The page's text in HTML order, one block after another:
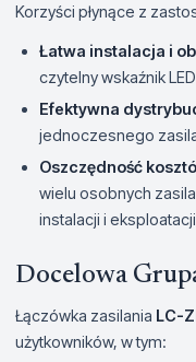
Korzyści płynące z
Łatwa instalacja i
czytelny wskaźnik
Efektywna
jednoczesnego
Oszczędność
wielu osobnych
instalacji i
Docelowa
Łączówka zasilania LC-
użytkowników, w tym: